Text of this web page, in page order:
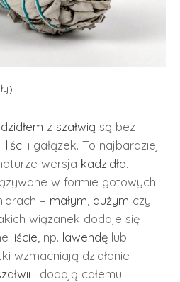
z szałwią są bez
liści i gałązek. To najbardziej
wersja kadzidła.
w formie gotowych
– małym dużym czy
wiązanek dodaje się
liście , np. lawendę lub
wzmacniają działanie
i dodają całemu